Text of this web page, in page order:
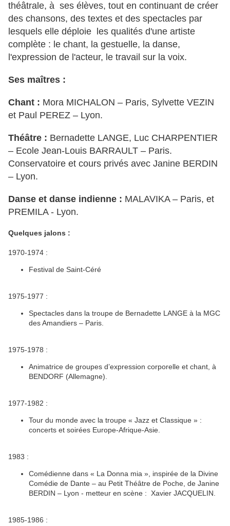
théâtrale, à ses élèves, tout en continuant de créer
des chansons, des textes et des spectacles par
lesquels elle déploie les qualités d'une artiste
complète : le chant, la gestuelle, la danse,
l'expression de l'acteur, le travail sur la voix.
Ses maîtres :
Chant : Mora MICHALON – Paris, Sylvette VEZIN
et Paul PEREZ – Lyon.
Théâtre : Bernadette LANGE, Luc CHARPENTIER
– Ecole Jean-Louis BARRAULT – Paris.
Conservatoire et cours privés avec Janine BERDIN
– Lyon.
Danse et danse indienne : MALAVIKA – Paris, et
PREMILA - Lyon.
Quelques jalons :
1970-1974 :
Festival de Saint-Céré
1975-1977 :
Spectacles dans la troupe de Bernadette LANGE à la MGC
des Amandiers – Paris.
1975-1978 :
Animatrice de groupes d’expression corporelle et chant, à
BENDORF (Allemagne).
1977-1982 :
Tour du monde avec la troupe « Jazz et Classique » :
concerts et soirées Europe-Afrique-Asie.
1983 :
Comédienne dans « La Donna mia », inspirée de la Divine
Comédie de Dante – au Petit Théâtre de Poche, de Janine
BERDIN – Lyon - metteur en scène : Xavier JACQUELIN.
1985-1986 :